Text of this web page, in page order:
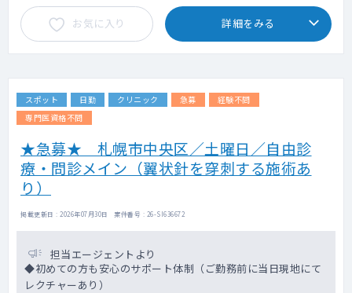
お気に入り 詳細をみる
スポット 日勤 クリニック 急募
経験不問
専門医資格不問
★急募★ 札幌市中央区／土曜日／自由診
療・問診メイン（翼状針を穿刺する施術あ
り）
掲載更新日 : 2026年07月30日 案件番号 : 26-SI636672
担当エージェントより
◆初めての方も安心のサポート体制（ご勤務前に当日現地にて
レクチャーあり）